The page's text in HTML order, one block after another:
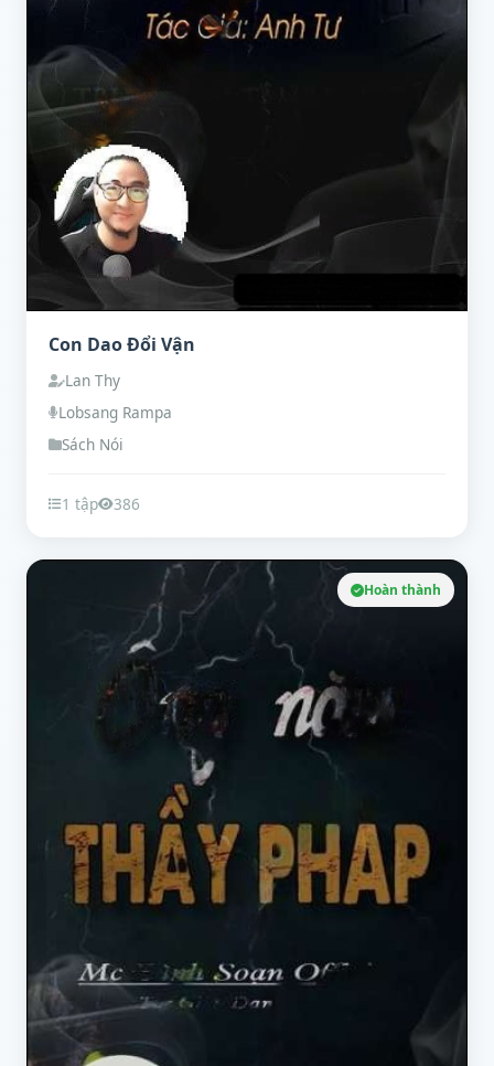
Con Dao Đổi Vận
Lan Thy
Lobsang Rampa
Sách Nói
1 tập 386
Hoàn thành